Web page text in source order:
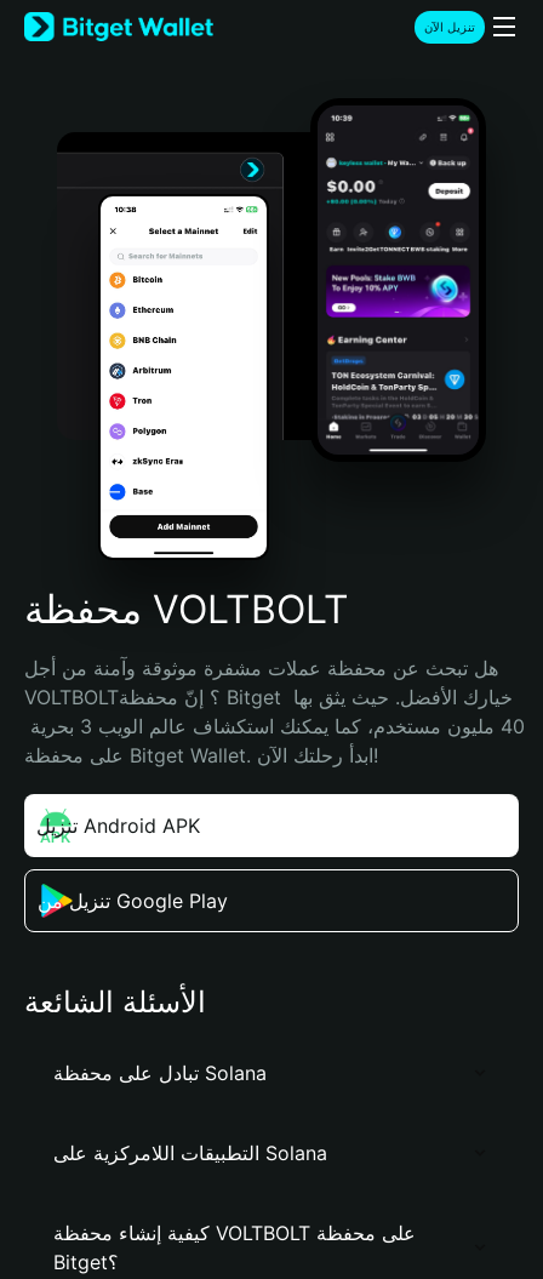
English
日本語
Türkçe
Português (Portugal)
Bahasa Indonesia
Português (Brasil)
Español (Argentina)
تنزيل الآن
محفظة VOLTBOLT
هل تبحث عن محفظة عملات مشفرة موثوقة وآمنة من أجل
VOLTBOLT؟ إنّ محفظة Bitget خيارك الأفضل. حيث يثق بها
على محفظة Bitget Wallet. ابدأ رحلتك الآن!
تنزيل Android APK
تنزيل من Google Play
الأسئلة الشائعة
تبادل على محفظة Solana
التطبيقات اللامركزية على Solana
كيفية إنشاء محفظة VOLTBOLT على محفظة
Bitget؟